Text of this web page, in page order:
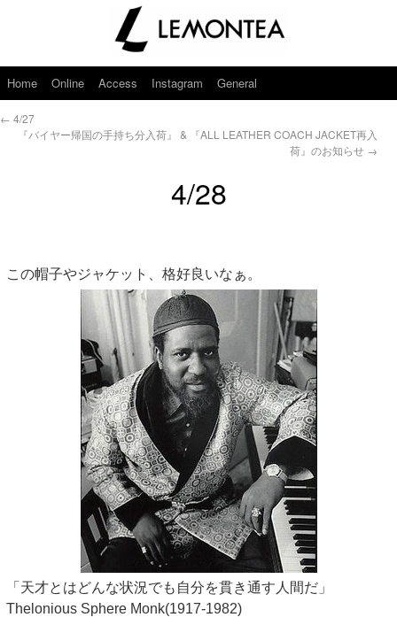
Home Online Access Instagram General
← 4/27
『バイヤー帰国の手持ち分入荷』 & 『ALL LEATHER COACH JACKET再入
荷』のお知らせ →
4/28
この帽子やジャケット、格好良いなぁ。
「天才とはどんな状況でも自分を貫き通す人間だ」
Thelonious Sphere Monk(1917-1982)